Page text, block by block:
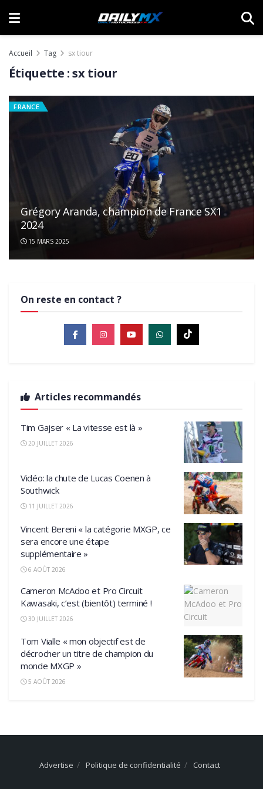
Accueil Tag sx tiour
Étiquette :sx tiour
FRANCE
Grégory Aranda, champion de France SX1
2024
15 MARS 2025
On reste en contact ?
Articles recommandés
Tim Gajser « La vitesse est là »
20 JUILLET 2026
Vidéo: la chute de Lucas Coenen à
Southwick
11 JUILLET 2026
Vincent Bereni « la catégorie MXGP, ce
sera encore une étape
supplémentaire »
6 AOÛT 2026
Cameron McAdoo et Pro Circuit
Kawasaki, c’est (bientôt) terminé !
30 JUILLET 2026
Tom Vialle « mon objectif est de
décrocher un titre de champion du
monde MXGP »
5 AOÛT 2026
Advertise Politique de confidentialité Contact